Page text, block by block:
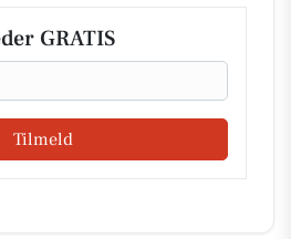
GRATIS
Tilmeld